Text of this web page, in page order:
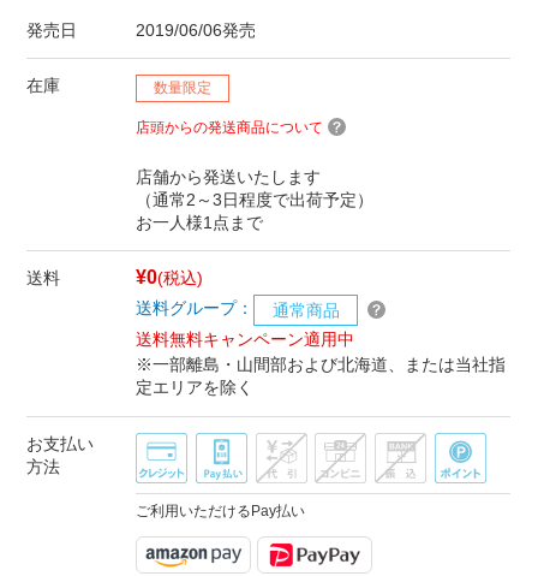
発売日 2019/06/06発売
在庫 数量限定
店頭からの発送商品について
店舗から発送いたします
（通常2～3日程度で出荷予定）
お一人様1点まで
送料 ¥0(税込)
送料グループ：
通常商品
送料無料キャンペーン適用中
※一部離島・山間部および北海道、または当社指
定エリアを除く
お支払い
方法
ご利用いただけるPay払い